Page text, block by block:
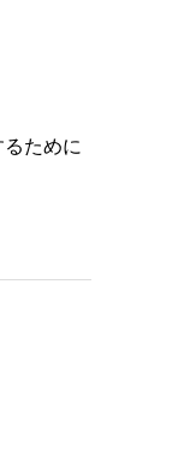
ために